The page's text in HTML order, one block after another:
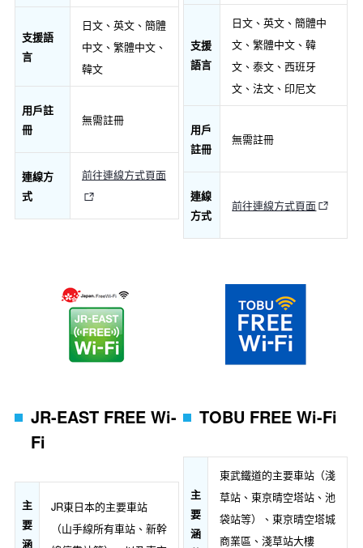
支援語
言
日文、英文、簡體
中文、繁體中文、
韓文
用戶註
冊
無需註冊
連線方
式
前往連線方式頁面
支援
語言
日文、英文、簡體中
文、繁體中文、韓
文、泰文、西班牙
文、法文、印尼文
用戶
註冊
無需註冊
連線
方式
前往連線方式頁面
JR-EAST FREE Wi-
Fi
主
要
涵
JR東日本的主要車站
（山手線所有車站、新幹
TOBU FREE Wi-Fi
主
要
涵
東武鐵道的主要車站（淺
草站、東京晴空塔站、池
袋站等）、東京晴空塔城
商業區、淺草站大樓